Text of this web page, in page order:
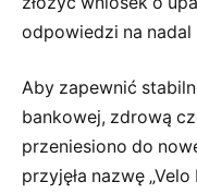
odpowiedzi na
Aby zapewnić
bankowej, zdrową
przeniesiono do
przyjęła nazwę